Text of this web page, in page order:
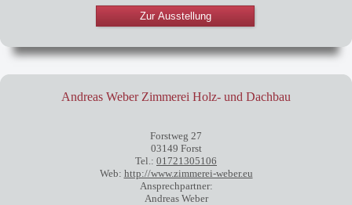
Zur Ausstellung
Andreas Weber Zimmerei Holz- und Dachbau
Forstweg 27
03149 Forst
Tel.: 01721305106
Web: http://www.zimmerei-weber.eu
Ansprechpartner:
Andreas Weber